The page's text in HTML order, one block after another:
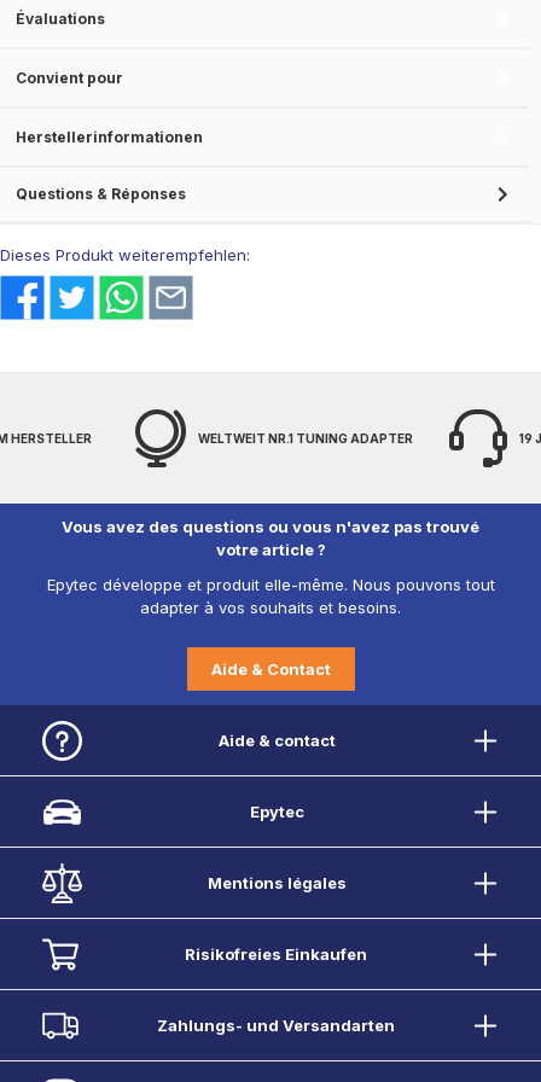
Évaluations
Convient pour
Herstellerinformationen
Questions & Réponses
Dieses Produkt weiterempfehlen:
HERSTELLER WELTWEIT NR.1 TUNING ADAPTER 19
Vous avez des questions ou vous n'avez pas trouvé
votre article ?
Epytec développe et produit elle-même. Nous pouvons tout
adapter à vos souhaits et besoins.
Aide & Contact
Aide & contact
Epytec
Mentions légales
Risikofreies Einkaufen
Zahlungs- und Versandarten